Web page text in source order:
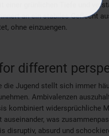
einer grünlichen Tiefe und
an ein stabiles Geflecht
ohne einzuengen.
different
Jugend stellt sich immer
Ambivalenzen
kombiniert widersprüchliche
was
disruptiv, absurd und